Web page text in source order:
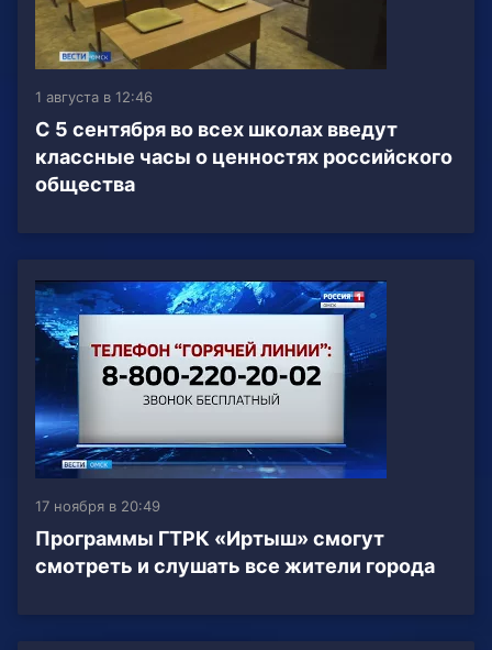
1 августа в 12:46
С 5 сентября во всех школах введут
классные часы о ценностях российского
общества
17 ноября в 20:49
Программы ГТРК «Иртыш» смогут
смотреть и слушать все жители города